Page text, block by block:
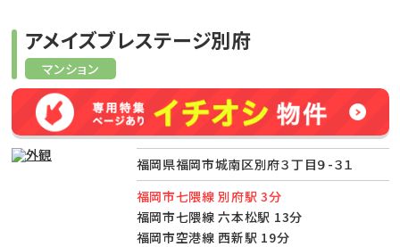
マンション
アメイズブレステージ別府
福岡県福岡市城南区別府３丁目９-３１
福岡市七隈線 別府駅 3分
福岡市七隈線 六本松駅 13分
福岡市空港線 西新駅 19分